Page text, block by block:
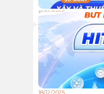
18/12/2025
TỰ XÂY HAY THUÊ
CHỌN TỐI ƯU CHO
18/12/2025